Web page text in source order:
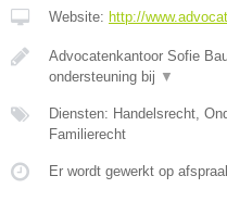
Website: http://
Advocatenkantoor Sofie
ondersteuning bij ▼
Diensten: Handelsrecht,
Familierecht
Er wordt gewerkt op